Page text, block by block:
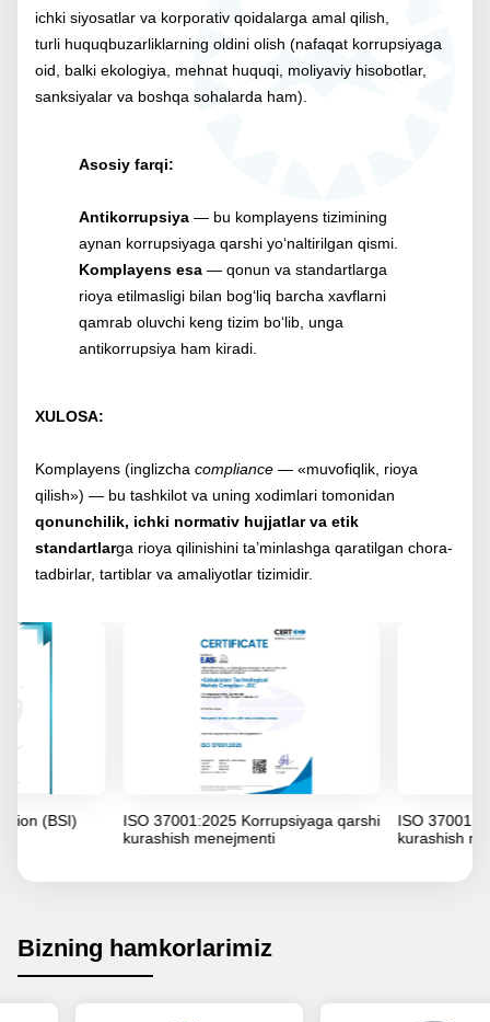
ichki siyosatlar va korporativ qoidalarga amal qilish,
turli huquqbuzarliklarning oldini olish (nafaqat korrupsiyaga
oid, balki ekologiya, mehnat huquqi, moliyaviy hisobotlar,
sanksiyalar va boshqa sohalarda ham).
Asosiy farqi:
Antikorrupsiya — bu komplayens tizimining
aynan korrupsiyaga qarshi yo‘naltirilgan qismi.
Komplayens esa — qonun va standartlarga
rioya etilmasligi bilan bog‘liq barcha xavflarni
qamrab oluvchi keng tizim bo‘lib, unga
antikorrupsiya ham kiradi.
XULOSA:
Komplayens (inglizcha compliance — «muvofiqlik, rioya
qilish») — bu tashkilot va uning xodimlari tomonidan
qonunchilik, ichki normativ hujjatlar va etik
standartlarga rioya qilinishini ta’minlashga qaratilgan chora-
tadbirlar, tartiblar va amaliyotlar tizimidir.
(BSI)
ISO 37001:2025 Korrupsiyaga qarshi
kurashish menejmenti
ISO
kurashish
Bizning hamkorlarimiz